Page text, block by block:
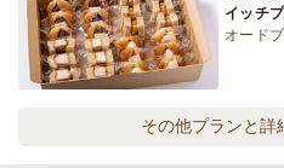
イッチ
オード
③〈1人
ッチプ
その他プランと詳